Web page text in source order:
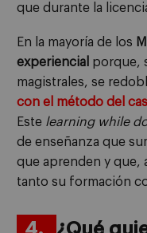
que durante la
En la mayoría de los
experiencial porque,
magistrales, se
con el método del
Este learning while
de enseñanza que
que aprenden y que,
tanto su formación
4. ¿Qué